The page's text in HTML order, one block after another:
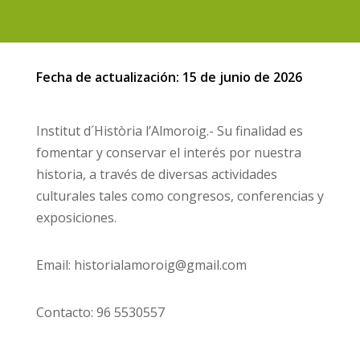
Fecha de actualización: 15 de junio de 2026
Institut d´Història l’Almoroig.- Su finalidad es
fomentar y conservar el interés por nuestra
historia, a través de diversas actividades
culturales tales como congresos, conferencias y
exposiciones.
Email: historialamoroig@gmail.com
Contacto: 96 5530557